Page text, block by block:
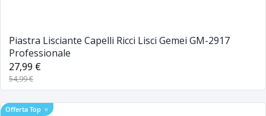
Piastra Lisciante Capelli Ricci Lisci Gemei GM-2917
Professionale
27,99 €
54,99 €
Offerta Top ⭐